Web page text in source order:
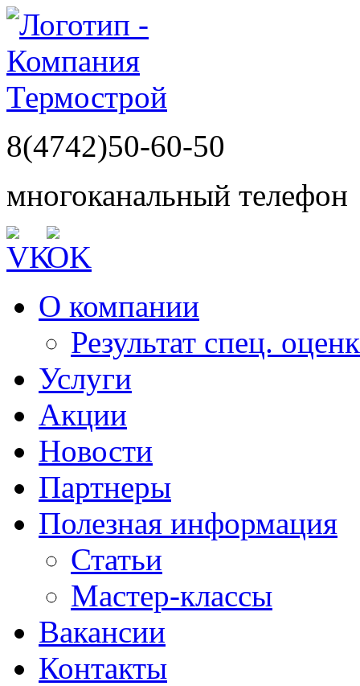
8(4742)50-60-50
многоканальный телефон
О компании
Результат спец.
Услуги
Акции
Новости
Партнеры
Полезная информация
Статьи
Мастер-классы
Вакансии
Контакты